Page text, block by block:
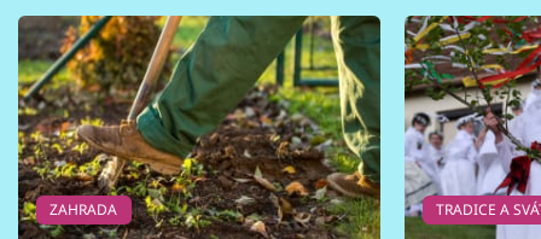
ZAHRADA TRADICE A